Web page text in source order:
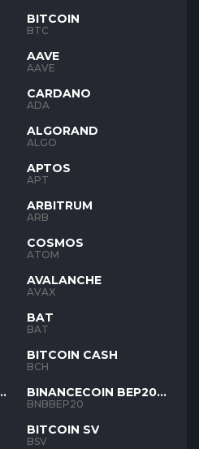
BITCOIN
BTC
AAVE
AAVE
CARDANO
ADA
ALGORAND
ALGO
APTOS
APT
ARBITRUM
ARB
COSMOS
ATOM
AVALANCHE
AVAX
BAT
BAT
BITCOIN CASH
BCH
BINANCECOIN BEP20
BNB
BNBBEP20
BITCOIN SV
BSV